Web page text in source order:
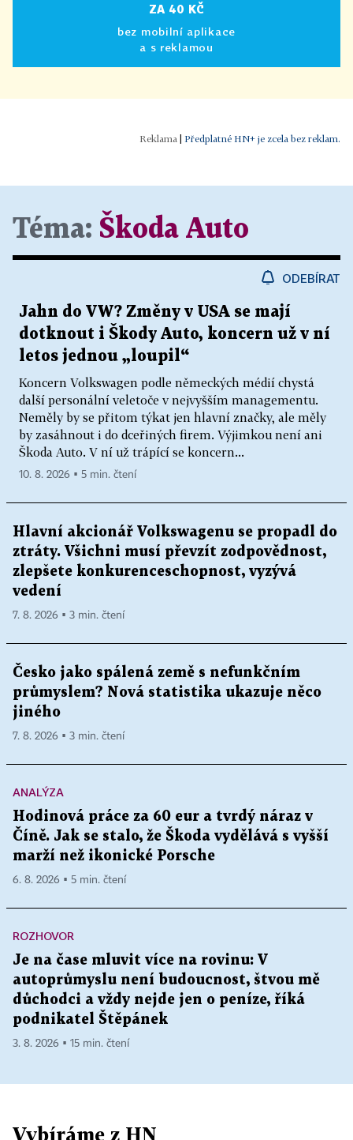
ZA 40 KČ
bez mobilní aplikace
a s reklamou
Předplatné HN+ je zcela bez reklam.
Téma: Škoda Auto
ODEBÍRAT
Jahn do VW? Změny v USA se mají
dotknout i Škody Auto, koncern už v ní
letos jednou „loupil“
Koncern Volkswagen podle německých médií chystá
další personální veletoče v nejvyšším managementu.
Neměly by se přitom týkat jen hlavní značky, ale měly
by zasáhnout i do dceřiných firem. Výjimkou není ani
Škoda Auto. V ní už trápící se koncern...
10. 8. 2026 ▪ 5 min. čtení
Hlavní akcionář Volkswagenu se propadl do
ztráty. Všichni musí převzít zodpovědnost,
zlepšete konkurenceschopnost, vyzývá
vedení
7. 8. 2026 ▪ 3 min. čtení
Česko jako spálená země s nefunkčním
průmyslem? Nová statistika ukazuje něco
jiného
7. 8. 2026 ▪ 3 min. čtení
ANALÝZA
Hodinová práce za 60 eur a tvrdý náraz v
Číně. Jak se stalo, že Škoda vydělává s vyšší
marží než ikonické Porsche
6. 8. 2026 ▪ 5 min. čtení
ROZHOVOR
Je na čase mluvit více na rovinu: V
autoprůmyslu není budoucnost, štvou mě
důchodci a vždy nejde jen o peníze, říká
podnikatel Štěpánek
3. 8. 2026 ▪ 15 min. čtení
Vybíráme z HN